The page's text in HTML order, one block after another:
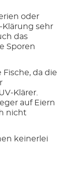
oder
Klärung sehr
das
Sporen
Fische, da die
Klärer.
auf Eiern
nicht
keinerlei